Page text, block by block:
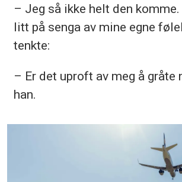
– Jeg så ikke helt den
litt på senga av mine egne
tenkte:
– Er det uproft av meg å gråte
han.